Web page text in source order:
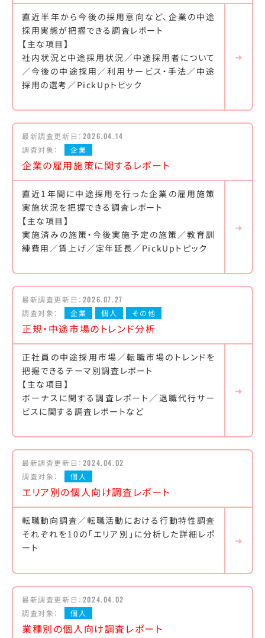
直近半年から今後の採用意向など、企業の中途
採用実態が把握できる調査レポート
【主な項目】
社内状況と中途採用状況／中途採用者について
／今後の中途採用／利用サービス・手法／中途
採用の選考／PickUpトピック
最新調査更新日： 2026.04.14
調査対象：
企業
企業の雇用施策に関するレポート
直近1年間に中途採用を行った企業の雇用施策
実施状況を把握できる調査レポート
【主な項目】
実施済みの施策・今後実施予定の施策／教育訓
練費用／賃上げ／定年延長／PickUpトピック
最新調査更新日： 2026.07.27
調査対象：
企業 個人 その他
正規・中途市場のトレンド分析
正社員の中途採用市場／転職市場のトレンドを
把握できるテーマ別調査レポート
【主な項目】
ボーナスに関する調査レポート／退職代行サー
ビスに関する調査レポートなど
最新調査更新日： 2024.04.02
調査対象：
個人
エリア別の個人向け調査レポート
転職動向調査／転職活動における行動特性調査
それぞれを10の「エリア別」に分析した詳細レポ
ート
最新調査更新日： 2024.04.02
調査対象：
個人
業種別の個人向け調査レポート